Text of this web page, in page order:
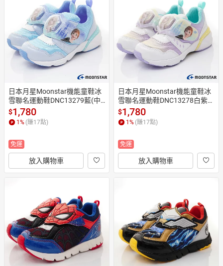
日本月星Moonstar機能童鞋冰
雪聯名運動鞋DNC13279藍(中
小童)
$1,780
1 % (賺17點)
免運
放入購物車
日本月星Moonstar機能童鞋冰
雪聯名運動鞋DNC13278白紫
(中小童)
$1,780
1 % (賺17點)
免運
放入購物車